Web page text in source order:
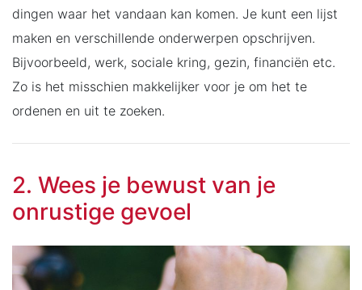
dingen waar het vandaan kan komen. Je kunt een lijst
maken en verschillende onderwerpen opschrijven.
Bijvoorbeeld, werk, sociale kring, gezin, financiën etc.
Zo is het misschien makkelijker voor je om het te
ordenen en uit te zoeken.
2. Wees je bewust van je
onrustige gevoel